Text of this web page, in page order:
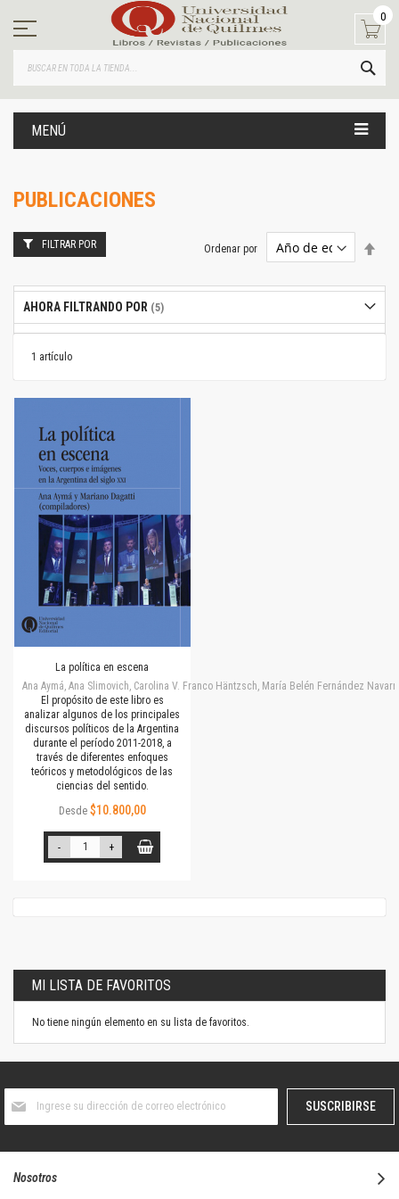
contenido
0
MENÚ
PUBLICACIONES
1 artículo
Ordenar por
La política en escena
Ana Aymá, Ana Slimovich, Carolina V. Franco Häntzsch, María Belén Fernández
El propósito de este libro es
analizar algunos de los principales
discursos políticos de la Argentina
durante el período 2011-2018, a
través de diferentes enfoques
teóricos y metodológicos de las
ciencias del sentido.
Desde $10.800,00
- +
FILTRAR POR
AHORA FILTRANDO POR
MI LISTA DE FAVORITOS
No tiene ningún elemento en su lista de favoritos.
boletín
SUSCRIBIRSE
Nosotros